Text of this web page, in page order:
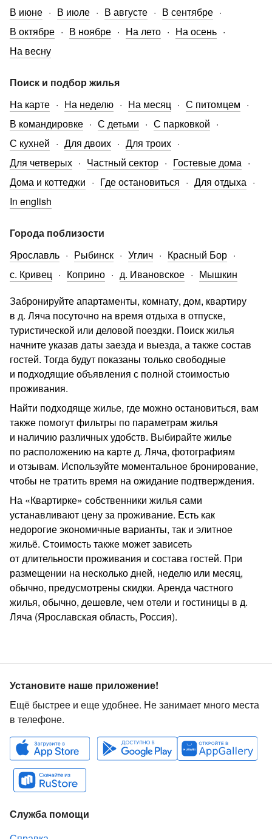
В июне
В июле В августе
В сентябре
В октябре
В ноябре На лето
На осень
На весну
Поиск и подбор жилья
На карте
На неделю На месяц
С питомцем
В командировке
С детьми
С парковкой
С кухней
Для двоих
Для троих
Для четверых
Частный сектор
Гостевые дома
Дома и коттеджи
Где остановиться
Для отдыха
In english
Города поблизости
Ярославль
Рыбинск Углич
Красный Бор
с. Кривец
Коприно д. Ивановское
Мышкин
Забронируйте апартаменты, комнату, дом, квартиру
в д. Ляча посуточно на время отдыха в отпуске,
туристической или деловой поездки. Поиск жилья
начните указав даты заезда и выезда, а также состав
гостей. Тогда будут показаны только свободные
и подходящие объявления с полной стоимостью
проживания.
Найти подходяще жилье, где можно остановиться, вам
также помогут фильтры по параметрам жилья
и наличию различных удобств. Выбирайте жилье
по расположению на карте д. Ляча, фотографиям
и отзывам. Используйте моментальное бронирование,
чтобы не тратить время на ожидание подтверждения.
На «Квартирке» собственники жилья сами
устанавливают цену за проживание. Есть как
недорогие экономичные варианты, так и элитное
жильё. Стоимость также может зависеть
от длительности проживания и состава гостей. При
размещении на несколько дней, неделю или месяц,
обычно, предусмотрены скидки. Аренда частного
жилья, обычно, дешевле, чем отели и гостиницы в д.
Ляча (Ярославская область, Россия).
Установите наше приложение!
Ещё быстрее и еще удобнее. Не занимает много места
в телефоне.
Служба помощи